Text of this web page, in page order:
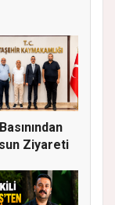
Ziyareti